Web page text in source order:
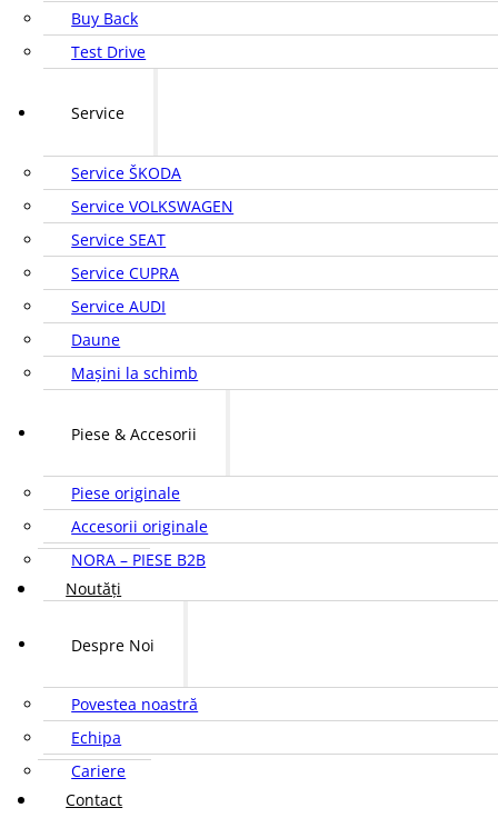
Buy Back
Test Drive
Service
Service ŠKODA
Service VOLKSWAGEN
Service SEAT
Service CUPRA
Service AUDI
Daune
Mașini la schimb
Piese & Accesorii
Piese originale
Accesorii originale
NORA – PIESE B2B
Noutăți
Despre Noi
Povestea noastră
Echipa
Cariere
Contact